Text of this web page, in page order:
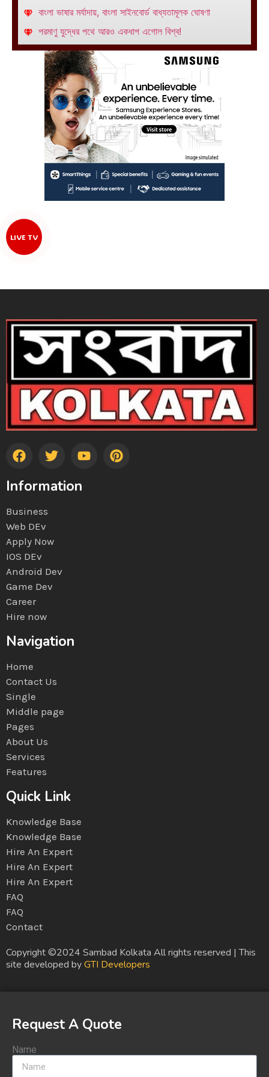
বাংলা ভাষার মর্যাদায়, বাংলা সাইনবোর্ড বাধ্যতামূলক ঘোষণা
পরমাণু যুদ্ধের পথে আরও একধাপ এগোল বিশ্ব!
LIVE TV
Information
Business
Web DEv
Apply Now
IOS DEv
Android Dev
Game Dev
Career
Hire now
Navigation
Home
Contact Us
Single
Middle page
Pages
About Us
Services
Features
Quick Link
Knowledge Base
Knowledge Base
Hire An Expert
Hire An Expert
Hire An Expert
FAQ
FAQ
Contact
Copyright ©2024 Sambad Kolkata All rights reserved | This
site developed byGTI Developers
Request A Quote
Name